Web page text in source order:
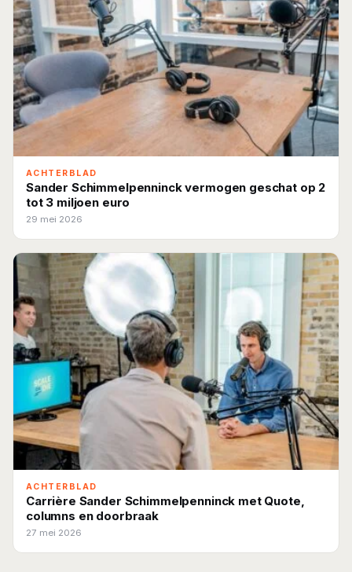
ACHTERBLAD
Sander Schimmelpenninck vermogen geschat op 2
tot 3 miljoen euro
29 mei 2026
ACHTERBLAD
Carrière Sander Schimmelpenninck met Quote,
columns en doorbraak
27 mei 2026